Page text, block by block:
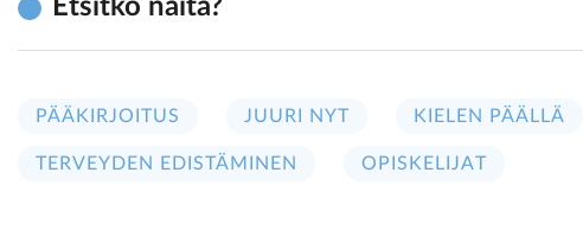
Etsitkö näitä?
PÄÄKIRJOITUS JUURI NYT KIELEN PÄÄLLÄ
TERVEYDEN EDISTÄMINEN OPISKELIJAT